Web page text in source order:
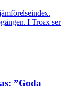
I Troax ser
”Goda